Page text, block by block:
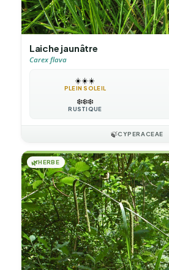
Laiche jaunâtre
Carex flava
☀️☀️☀️
PLEIN SOLEIL
❄️❄️❄️
RUSTIQUE
🍃CYPERACEAE
🌿HERBE